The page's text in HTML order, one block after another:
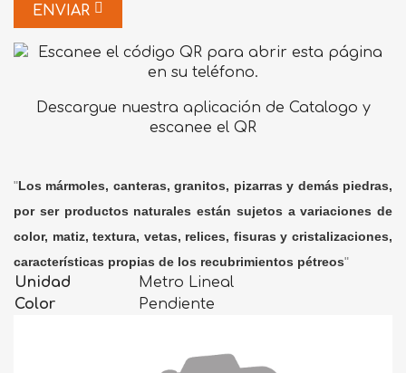
ENVIAR
Descargue nuestra aplicación de Catalogo y
escanee el QR
"Los mármoles, canteras, granitos, pizarras y demás piedras,
por ser productos naturales están sujetos a variaciones de
color, matiz, textura, vetas, relices, fisuras y cristalizaciones,
características propias de los recubrimientos pétreos"
Unidad
Metro Lineal
Color
Pendiente